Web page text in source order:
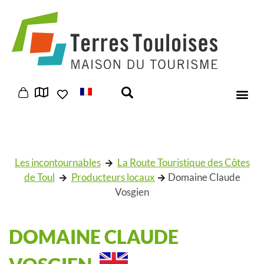
Les incontournables
La Route Touristique des Côtes
de Toul
Producteurs locaux
Domaine Claude
Vosgien
DOMAINE CLAUDE